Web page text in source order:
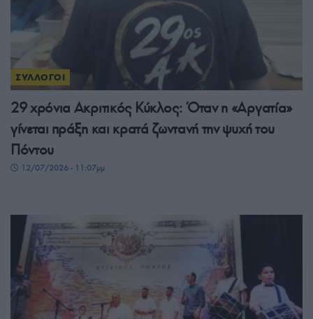
ΣΥΛΛΟΓΟΙ
29 χρόνια Ακριτικός Κύκλος: Όταν η «Αργατία»
γίνεται πράξη και κρατά ζωντανή την ψυχή του
Πόντου
12/07/2026 - 11:07μμ